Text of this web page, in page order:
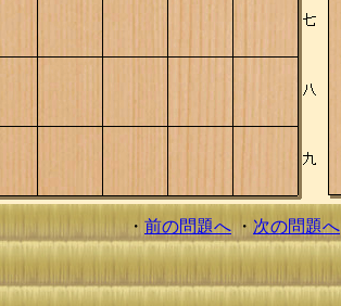
・ 前の問題へ・次の問題へ